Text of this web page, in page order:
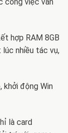
hợp RAM 8GB
nhiều tác vụ,
khởi động Win
là card